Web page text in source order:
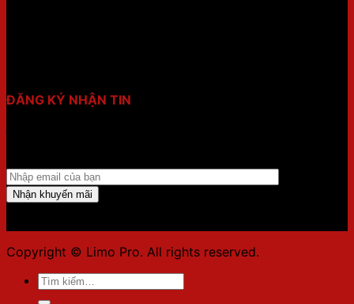
ĐĂNG KÝ NHẬN TIN
Copyright © Limo Pro. All rights reserved.
Tìm
kiếm: